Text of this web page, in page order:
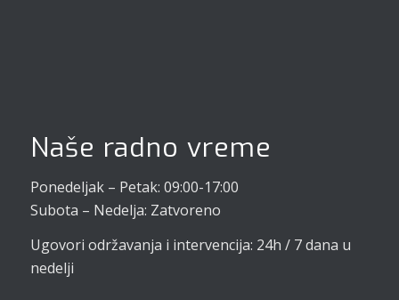
Naše radno vreme
Ponedeljak – Petak: 09:00-17:00
Subota – Nedelja: Zatvoreno
Ugovori održavanja i intervencija: 24h / 7 dana u
nedelji